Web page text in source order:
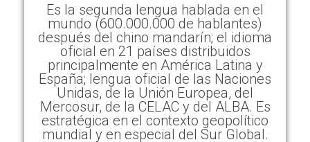
Es la segunda lengua hablada en el
mundo (600.000.000 de hablantes)
después del chino mandarín; el idioma
oficial en 21 países distribuidos
principalmente en América Latina y
España; lengua oficial de las Naciones
Unidas, de la Unión Europea, del
Mercosur, de la CELAC y del ALBA. Es
estratégica en el contexto geopolítico
mundial y en especial del Sur Global.